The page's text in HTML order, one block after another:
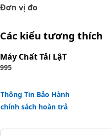
Đơn vị đo
Các kiểu tương thích
Máy Chất Tải LậT
995
Thông Tin Bảo Hành
chính sách hoàn trả